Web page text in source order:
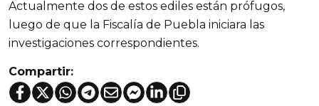
Actualmente dos de estos ediles están prófugos,
luego de que la Fiscalía de Puebla iniciara las
investigaciones correspondientes.
Compartir: